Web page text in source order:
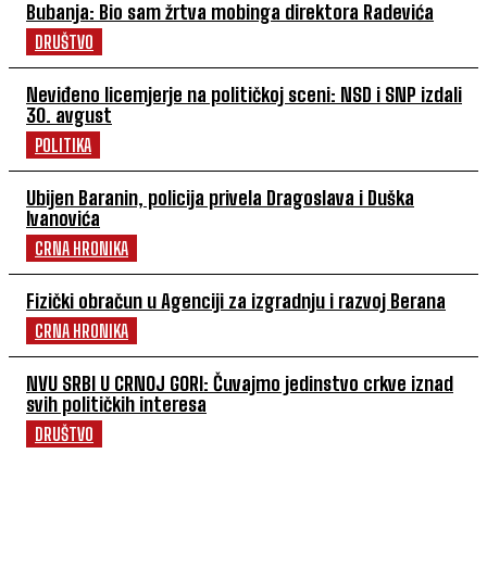
Bubanja: Bio sam žrtva mobinga direktora Radevića
DRUŠTVO
Neviđeno licemjerje na političkoj sceni: NSD i SNP izdali
30. avgust
POLITIKA
Ubijen Baranin, policija privela Dragoslava i Duška
Ivanovića
CRNA HRONIKA
Fizički obračun u Agenciji za izgradnju i razvoj Berana
CRNA HRONIKA
NVU SRBI U CRNOJ GORI: Čuvajmo jedinstvo crkve iznad
svih političkih interesa
DRUŠTVO